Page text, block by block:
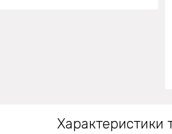
Характеристики